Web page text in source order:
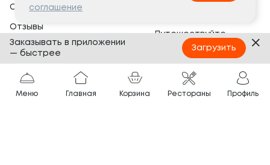
Сертификаты
Отзывы
Банкеты
Вопросы и ответы
Путешествуйте
с ТОКИО-CITY
Партнёрам
Франшиза
Меню Главная Корзина Рестораны Профиль
соглашение
Заказывать в приложении
— быстрее
Загрузить